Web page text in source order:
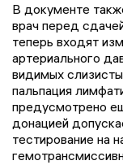
В документе
врач перед
теперь входят
артериального
видимых
пальпация
предусмотрено
донацией
тестирование на